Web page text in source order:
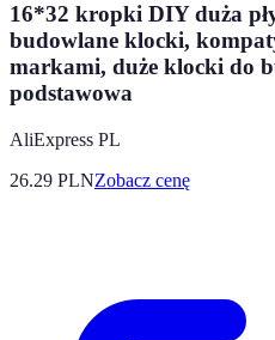
16*32 kropki DIY duża
budowlane klocki,
markami, duże klocki do
podstawowa
AliExpress PL
26.29 PLNZobacz cenę